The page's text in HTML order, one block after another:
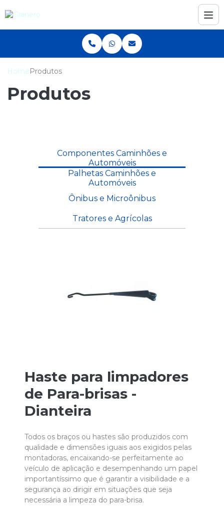
HomeProdutos
Produtos
Componentes Caminhões e
Automóveis
Palhetas Caminhões e
Automóveis
Ônibus e Microônibus
Tratores e Agrícolas
Haste para limpadores
de Para-brisas -
Dianteira
Todos os braços ou hastes são produzidos com
qualidade e dimensões iguais aos exigidos pelas
montadoras, encaixando-se perfeitamente ao
veículo de aplicação e desempenhando um papel
importantíssimo que é garantir a visibilidade e a
segurança ao dirigir em situações que seja
necessária a limpeza do para-brisa.